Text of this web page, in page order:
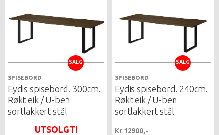
SALG
SPISEBORD
Eydis spisebord. 300cm.
Røkt eik / U-ben
sortlakkert stål
UTSOLGT!
SALG
SPISEBORD
Eydis spisebord. 240cm.
Røkt eik / U-ben
sortlakkert stål
Kr 12900,-